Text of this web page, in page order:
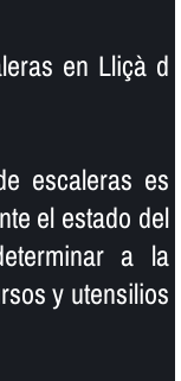
en Lliçà d
escaleras es
el estado del
a la
y utensilios